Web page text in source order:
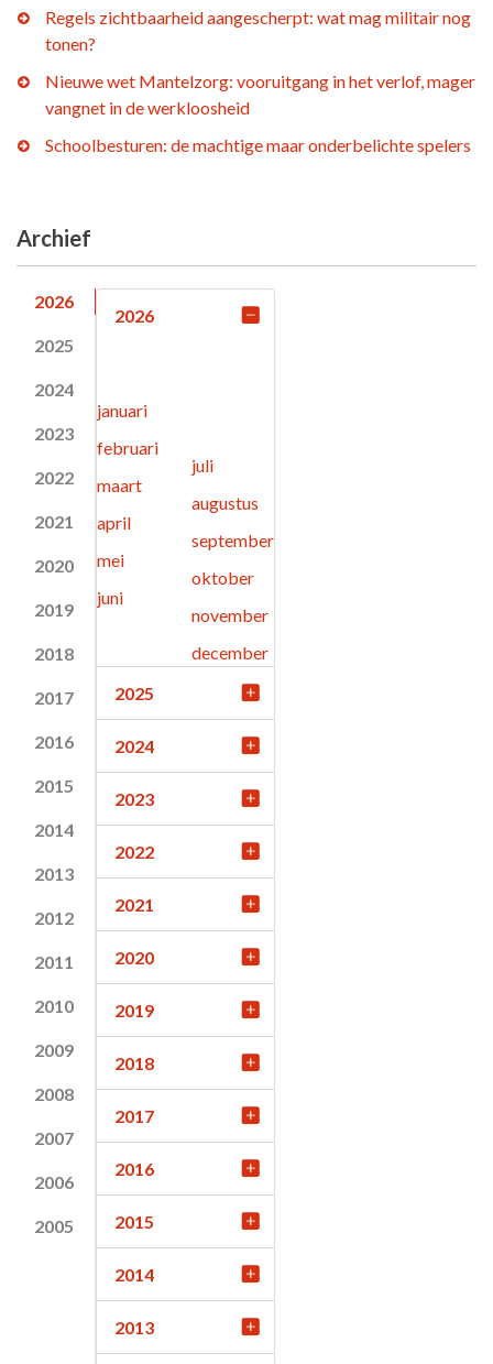
Regels zichtbaarheid aangescherpt: wat mag militair nog
tonen?
Nieuwe wet Mantelzorg: vooruitgang in het verlof, mager
vangnet in de werkloosheid
Schoolbesturen: de machtige maar onderbelichte spelers
Archief
2026
2025
2024
2023
2022
2021
2020
2019
2018
2017
2016
2015
2014
2013
2012
2011
2010
2009
2008
2007
2006
2005
2026
januari
februari
maart
april
mei
juni
juli
augustus
september
oktober
november
december
2025
2024
2023
2022
2021
2020
2019
2018
2017
2016
2015
2014
2013